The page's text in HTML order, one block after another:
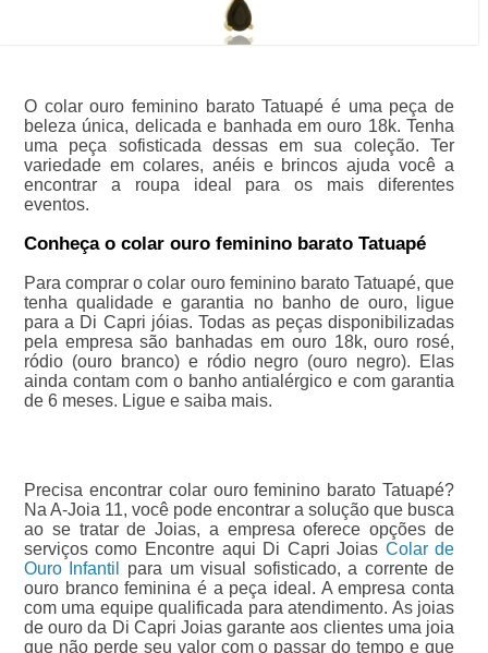
O colar ouro feminino barato Tatuapé é uma peça de
beleza única, delicada e banhada em ouro 18k. Tenha
uma peça sofisticada dessas em sua coleção. Ter
variedade em colares, anéis e brincos ajuda você a
encontrar a roupa ideal para os mais diferentes
eventos.
Conheça o colar ouro feminino barato Tatuapé
Para comprar o colar ouro feminino barato Tatuapé, que
tenha qualidade e garantia no banho de ouro, ligue
para a Di Capri jóias. Todas as peças disponibilizadas
pela empresa são banhadas em ouro 18k, ouro rosé,
ródio (ouro branco) e ródio negro (ouro negro). Elas
ainda contam com o banho antialérgico e com garantia
de 6 meses. Ligue e saiba mais.
Precisa encontrar colar ouro feminino barato Tatuapé?
Na A-Joia 11, você pode encontrar a solução que busca
ao se tratar de Joias, a empresa oferece opções de
serviços como Encontre aqui Di Capri Joias Colar de
Ouro Infantil
para um visual sofisticado, a corrente de
ouro branco feminina é a peça ideal. A empresa conta
com uma equipe qualificada para atendimento. As joias
de ouro da Di Capri Joias garante aos clientes uma joia
que não perde seu valor com o passar do tempo e que